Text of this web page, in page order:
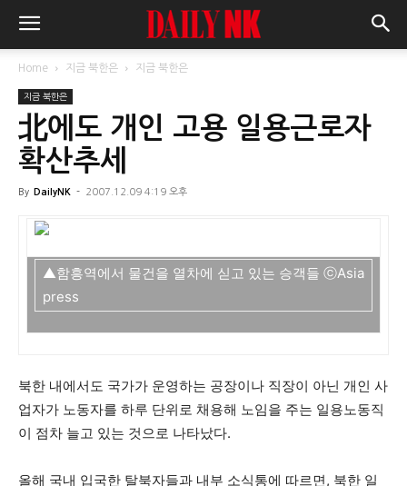
Home 지금 북한은 지금 북한은
지금 북한은
北에도 개인 고용 일용근로자
확산추세
By DailyNK - 2007.12.09 4:19 오후
▲함흥역에서 물건을 열차에 싣고 있는 승객들 ⓒAsia
press
북한 내에서도 국가가 운영하는 공장이나 직장이 아닌 개인 사
업자가 노동자를 하루 단위로 채용해 노임을 주는 일용노동직
이 점차 늘고 있는 것으로 나타났다.
올해 국내 입국한 탈북자들과 내부 소식통에 따르면, 북한 일